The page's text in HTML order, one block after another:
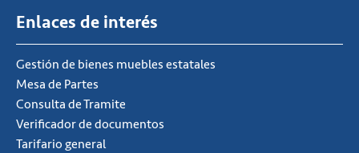
Enlaces de interés
Gestión de bienes muebles estatales
Mesa de Partes
Consulta de Tramite
Verificador de documentos
Tarifario general